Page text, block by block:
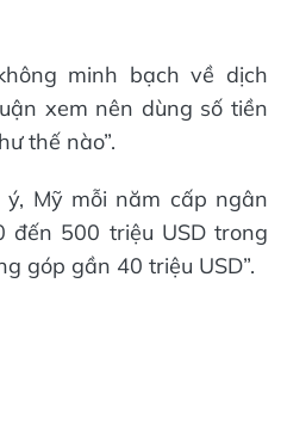
minh bạch về dịch
xem nên dùng số tiền
thế nào”.
ý, Mỹ mỗi năm cấp ngân
đến 500 triệu USD trong
góp gần 40 triệu USD”.